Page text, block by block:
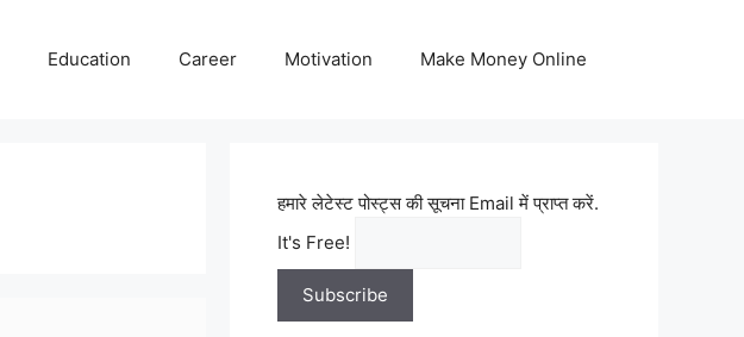
Education Career Motivation Make Money Online
हमारे लेटेस्ट पोस्ट्स की सूचना Email में प्राप्त करें.
It's Free!